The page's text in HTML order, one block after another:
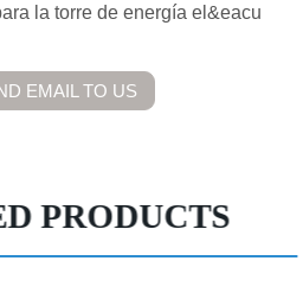
la torre de energía el&eacu
EMAIL TO US
PRODUCTS